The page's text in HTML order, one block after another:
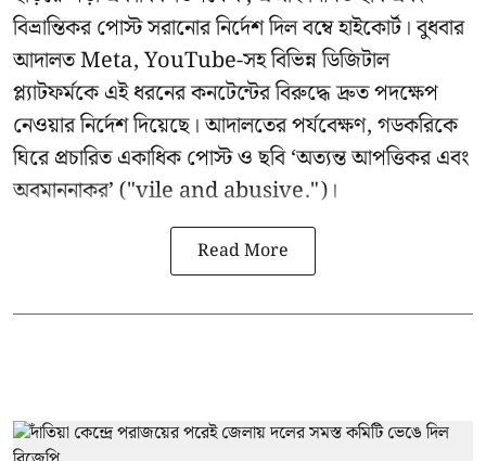
বিভ্রান্তিকর পোস্ট সরানোর নির্দেশ দিল বম্বে হাইকোর্ট। বুধবার
আদালত Meta, YouTube-সহ বিভিন্ন ডিজিটাল
প্ল্যাটফর্মকে এই ধরনের কনটেন্টের বিরুদ্ধে দ্রুত পদক্ষেপ
নেওয়ার নির্দেশ দিয়েছে। আদালতের পর্যবেক্ষণ, গডকরিকে
ঘিরে প্রচারিত একাধিক পোস্ট ও ছবি ‘অত্যন্ত আপত্তিকর এবং
অবমাননাকর’ ("vile and abusive.")।
Read More